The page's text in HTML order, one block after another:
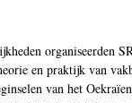
organiseerden
en praktijk van
van het